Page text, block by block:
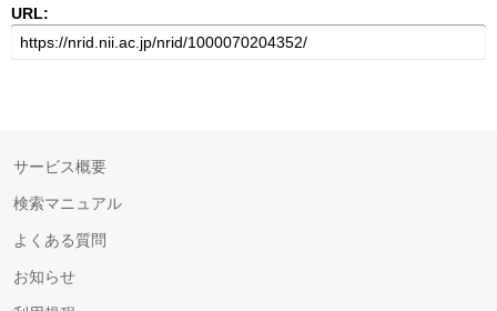
URL:
サービス概要
検索マニュアル
よくある質問
お知らせ